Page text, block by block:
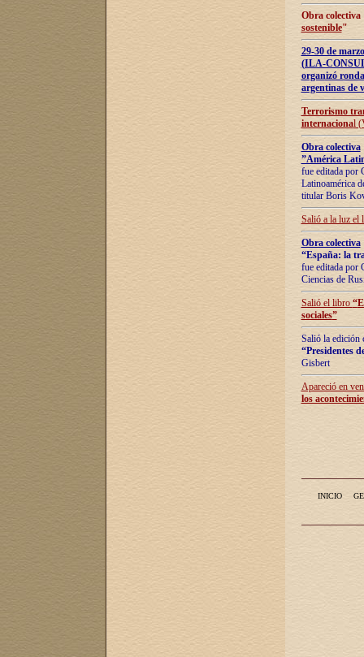
Obra
sostenible"
29-30 de
(ILA-
organizó
argentinas de
Terrorismo
internacional
Obra colectiva
”América
fue editada por
Latinoamérica
titular Boris
Salió a la luz el
Obra colectiva
“España: la
fue editada por
Ciencias de
Salió el libro “
sociales”
Salió la edición
“Presidentes
Gisbert
Apareció en
los
INICIO